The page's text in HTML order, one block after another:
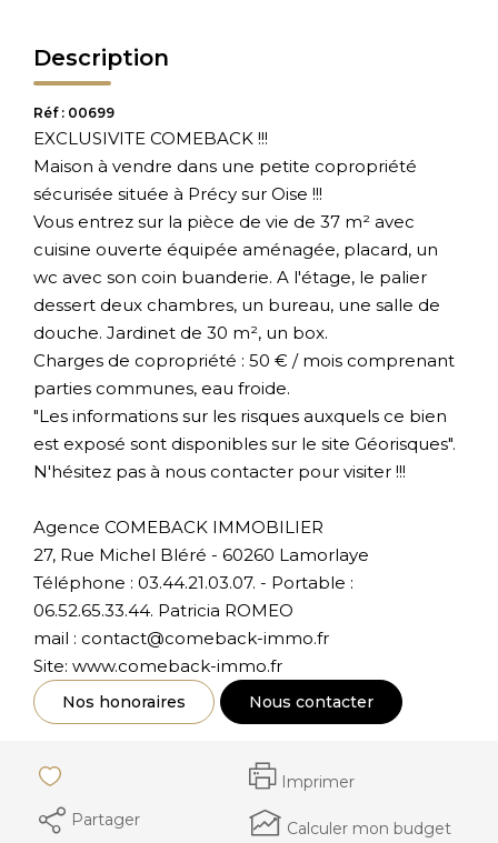
Description
Réf : 00699
EXCLUSIVITE COMEBACK !!!
Maison à vendre dans une petite copropriété
sécurisée située à Précy sur Oise !!!
Vous entrez sur la pièce de vie de 37 m² avec
cuisine ouverte équipée aménagée, placard, un
wc avec son coin buanderie. A l'étage, le palier
dessert deux chambres, un bureau, une salle de
douche. Jardinet de 30 m², un box.
Charges de copropriété : 50 € / mois comprenant
parties communes, eau froide.
"Les informations sur les risques auxquels ce bien
est exposé sont disponibles sur le site Géorisques".
N'hésitez pas à nous contacter pour visiter !!!
Agence COMEBACK IMMOBILIER
27, Rue Michel Bléré - 60260 Lamorlaye
Téléphone : 03.44.21.03.07. - Portable :
06.52.65.33.44. Patricia ROMEO
mail : contact@comeback-immo.fr
Site: www.comeback-immo.fr
Nos honoraires Nous contacter
Imprimer
Partager
Calculer mon budget